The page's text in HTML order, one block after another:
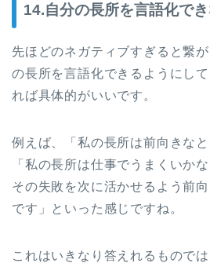
14.自分の長所を言語化で
先ほどのネガティブすぎると繋
の長所を言語化できるようにし
れば具体的がいいです。
例えば、「私の長所は前向きな
「私の長所は仕事でうまくいか
その失敗を次に活かせるよう前
です」といった感じですね。
これはいきなり答えれるもので